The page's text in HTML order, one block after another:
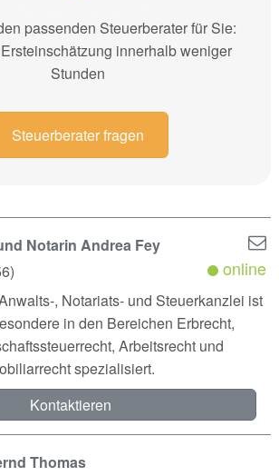
passenden Steuerberater für Sie:
innerhalb weniger
Stunden
Steuerberater fragen
Notarin Andrea Fey
online
, Notariats- und Steuerkanzlei ist
in den Bereichen Erbrecht,
Arbeitsrecht und
spezialisiert.
Kontaktieren
Thomas